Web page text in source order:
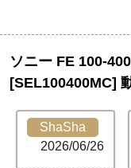
ソニー FE 100-
[SEL100400MC]
ShaSha
2026/06/26